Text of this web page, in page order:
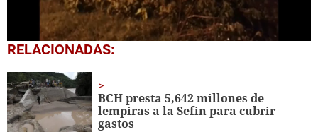
0
seconds
19
seconds
RELACIONADAS:
BCH presta 5,642 millones de
lempiras a la Sefin para cubrir
gastos